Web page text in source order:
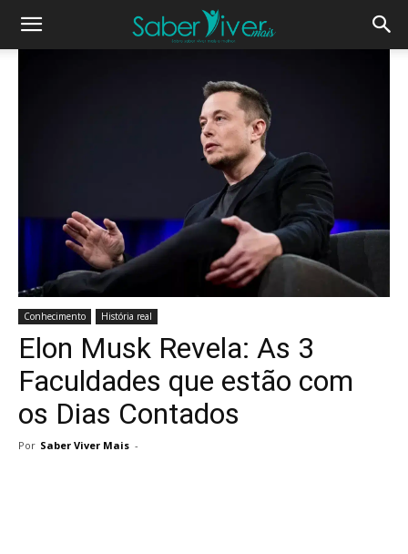
Conhecimento História real
Elon Musk Revela: As 3
Faculdades que estão com
os Dias Contados
Por Saber Viver Mais -